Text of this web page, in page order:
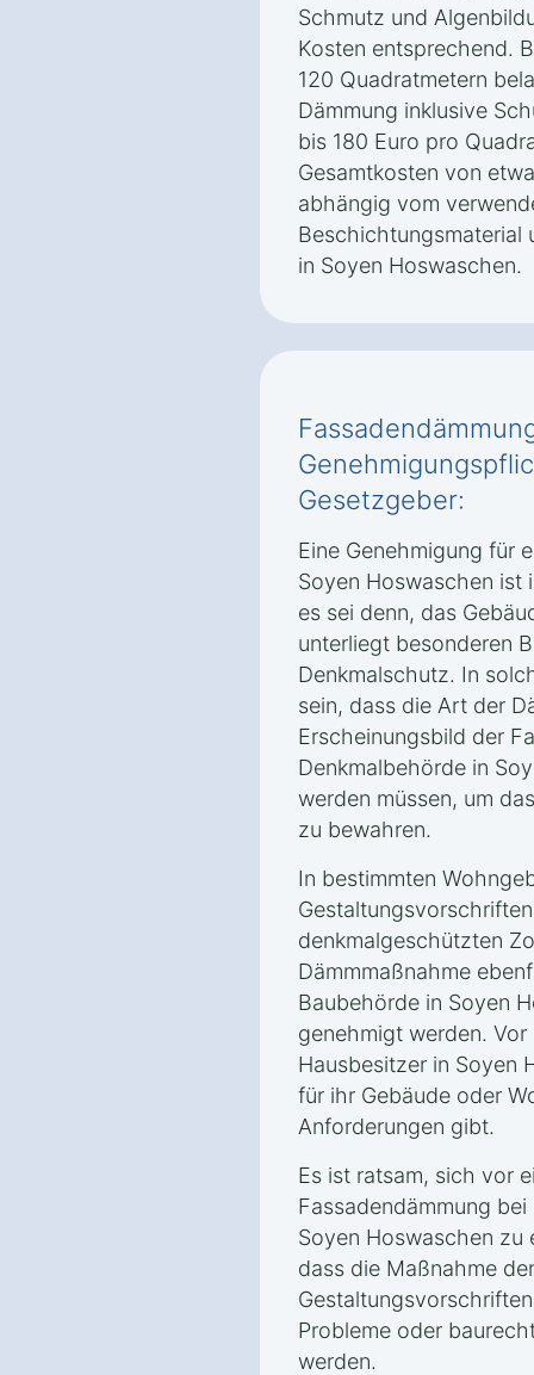
Schmutz und
Kosten entsprechend.
120 Quadratmetern
Dämmung inklusive
bis 180 Euro pro
Gesamtkosten von
abhängig vom
Beschichtungsmaterial
in Soyen Hoswaschen.
Gesetzgeber:
Eine Genehmigung für
Soyen Hoswaschen ist
es sei denn, das
unterliegt besonderen
Denkmalschutz. In
sein, dass die Art der
Erscheinungsbild der
Denkmalbehörde in
werden müssen, um
zu bewahren.
In bestimmten
denkmalgeschützten
Dämmmaßnahme
Baubehörde in Soyen
genehmigt werden.
Hausbesitzer in Soyen
für ihr Gebäude oder
Anforderungen gibt.
Es ist ratsam, sich vor
Fassadendämmung
Soyen Hoswaschen zu
dass die Maßnahme
Probleme oder
werden.